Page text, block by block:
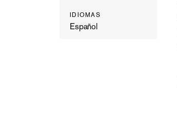
IDIOMAS
Español